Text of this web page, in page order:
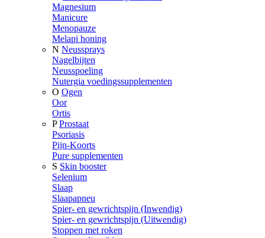
Magnesium
Manicure
Menopauze
Melapi honing
N Neussprays
Nagelbijten
Neusspoeling
Nutergia voedingssupplementen
O Ogen
Oor
Ortis
P Prostaat
Psoriasis
Pijn-Koorts
Pure supplementen
S Skin booster
Selenium
Slaap
Slaapapneu
Spier- en gewrichtspijn (Inwendig)
Spier- en gewrichtspijn (Uitwendig)
Stoppen met roken